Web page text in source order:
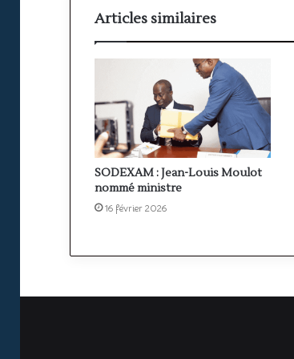
Articles similaires
SODEXAM : Jean-Louis Moulot
nommé ministre
16 février 2026